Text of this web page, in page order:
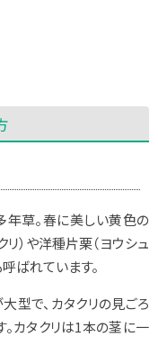
年草。春に美しい黄色の
）や洋種片栗（ヨウシュ
ばれています。
型で、カタクリの見ごろ
カタクリは1本の茎に一